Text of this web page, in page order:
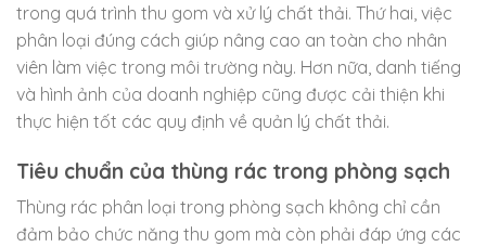
trong quá trình thu gom và xử lý chất thải. Thứ hai, việc
phân loại đúng cách giúp nâng cao an toàn cho nhân
viên làm việc trong môi trường này. Hơn nữa, danh tiếng
và hình ảnh của doanh nghiệp cũng được cải thiện khi
thực hiện tốt các quy định về quản lý chất thải.
Tiêu chuẩn của thùng rác trong phòng sạch
Thùng rác phân loại trong phòng sạch không chỉ cần
đảm bảo chức năng thu gom mà còn phải đáp ứng các